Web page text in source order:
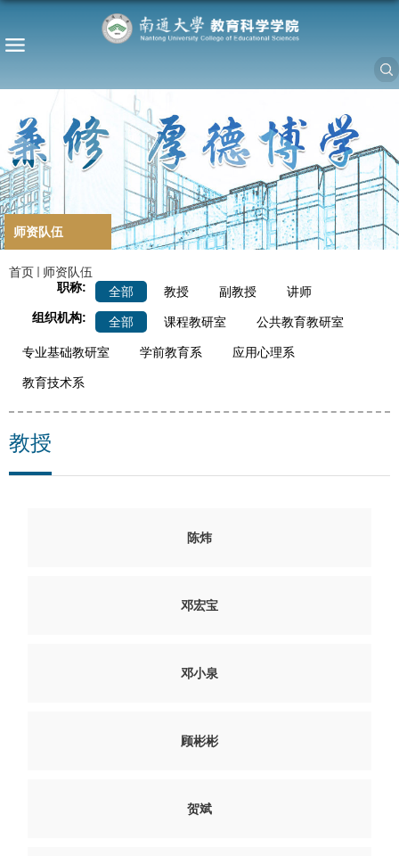
师资队伍
首页
师资队伍
职称:
全部 教授 副教授
讲师
组织机构:
全部 课程教研室 公共教育教研室
专业基础教研室 学前教育系 应用心理系
教育技术系
教授
陈炜
邓宏宝
邓小泉
顾彬彬
贺斌